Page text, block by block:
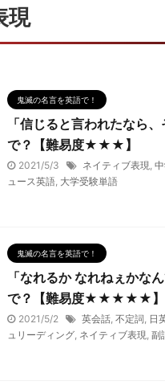
現
鬼滅の名言を英語で！
「信じると言われたなら
で？【難易度★★★】
2021/5/3 ネイティブ表現,
ュース英語, 大学受験単語
鬼滅の名言を英語で！
「なれるか なれねぇかな
で？【難易度★★★★★】
2021/5/2 英会話, 不定詞, 日
ュリーディング, ネイティブ表現, 副